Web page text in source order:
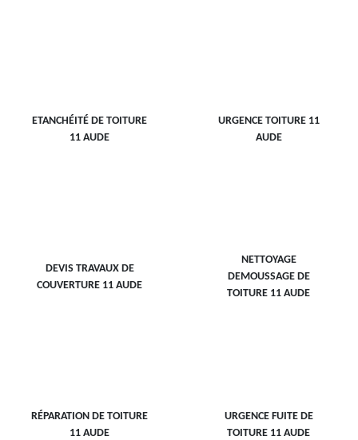
ETANCHÉITÉ DE TOITURE
11 AUDE
URGENCE TOITURE 11
AUDE
DEVIS TRAVAUX DE
COUVERTURE 11 AUDE
NETTOYAGE
DEMOUSSAGE DE
TOITURE 11 AUDE
RÉPARATION DE TOITURE
11 AUDE
URGENCE FUITE DE
TOITURE 11 AUDE